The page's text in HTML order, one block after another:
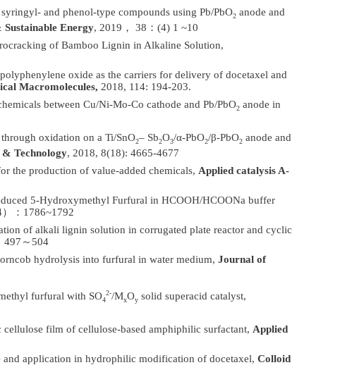
and phenol-type compounds using Pb/PbO2 anode and
Energy, 2019 ， 38 ： (4) 1 ~10
of Bamboo Lignin in Alkaline Solution,
oxide as the carriers for delivery of docetaxel and
Macromolecules, 2018, 114: 194-203.
between Cu/Ni-Mo-Co cathode and Pb/PbO2 anode in
oxidation on a Ti/SnO2– Sb2O3/α-PbO2/β-PbO2 anode and
& Technology, 2018, 8(18): 4665-4677
the production of value-added chemicals, Applied catalysis A-
5-Hydroxymethyl Furfural in HCOOH/HCOONa buffer
）： 1786~1792
of alkali lignin solution in corrugated plate reactor and cyclic
497 ～ 504
hydrolysis into furfural in water medium, Journal of
furfural with SO4
2-/MxOy solid superacid catalyst,
film of cellulose-based amphiphilic surfactant, Applied
and application in hydrophilic modification of docetaxel, Colloid